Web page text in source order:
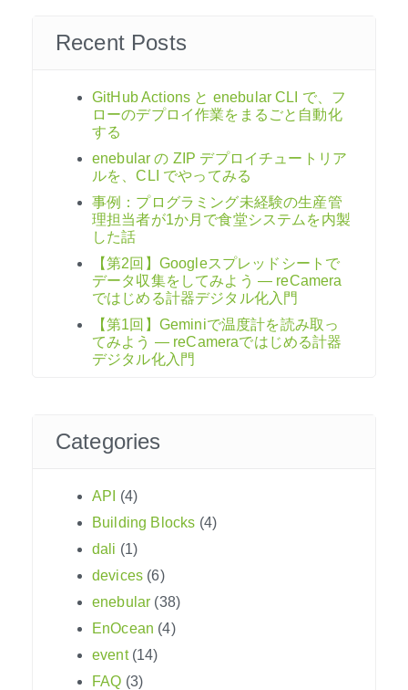
Recent Posts
GitHub Actions と enebular CLI で、フ
ローのデプロイ作業をまるごと自動化
する
enebular の ZIP デプロイチュートリア
ルを、CLI でやってみる
事例：プログラミング未経験の生産管
理担当者が1か月で食堂システムを内製
した話
【第2回】Googleスプレッドシートで
データ収集をしてみよう ― reCamera
ではじめる計器デジタル化入門
【第1回】Geminiで温度計を読み取っ
てみよう ― reCameraではじめる計器
デジタル化入門
Categories
API
(4)
Building Blocks (4)
dali (1)
devices (6)
enebular (38)
EnOcean (4)
event(14)
FAQ (3)